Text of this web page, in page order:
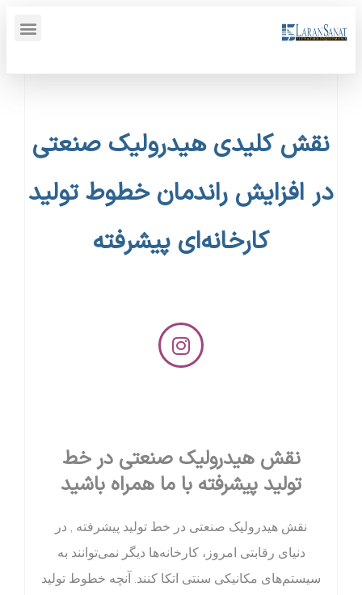
نقش کلیدی هیدرولیک صنعتی
در افزایش راندمان خطوط تولید
کارخانه‌ای پیشرفته
نقش هیدرولیک صنعتی در خط
تولید پیشرفته با ما همراه باشید
نقش هیدرولیک صنعتی در خط تولید پیشرفته , در
دنیای رقابتی امروز، کارخانه‌ها دیگر نمی‌توانند به
سیستم‌های مکانیکی سنتی اتکا کنند. آنچه خطوط تولید